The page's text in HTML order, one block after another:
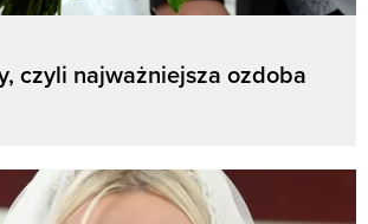
czyli najważniejsza ozdoba